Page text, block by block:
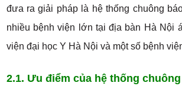
đưa ra giải pháp là hệ thống chuông
nhiều bệnh viện lớn tại địa bàn Hà Nội
viện đại học Y Hà Nội và một số bệnh
2.1. Ưu điểm của hệ thống